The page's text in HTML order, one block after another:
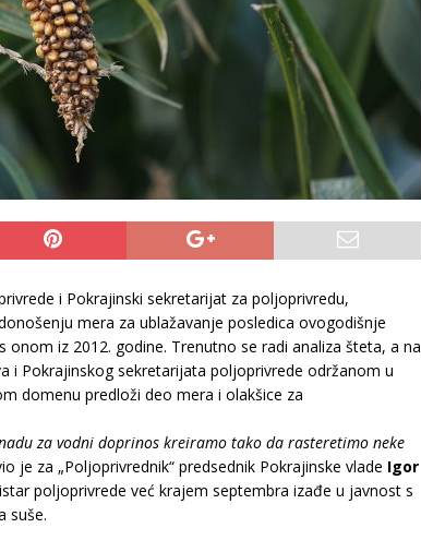
i Pokrajinski sekretarijat za poljoprivredu,
mera za ublažavanje posledica ovogodišnje
iz 2012. godine. Trenutno se radi analiza šteta, a na
i Pokrajinskog sekretarijata poljoprivrede održanom u
domenu predloži deo mera i olakšice za
za vodni doprinos kreiramo tako da rasteretimo neke
je za „Poljoprivrednik“ predsednik Pokrajinske vlade Igor
poljoprivrede već krajem septembra izađe u javnost s
suše.